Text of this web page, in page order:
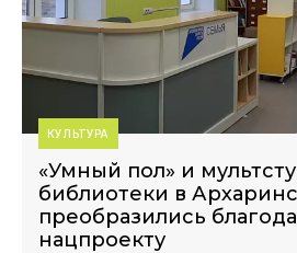
КУЛЬТУРА
«Умный пол» и
библиотеки в
преобразились
нацпроекту